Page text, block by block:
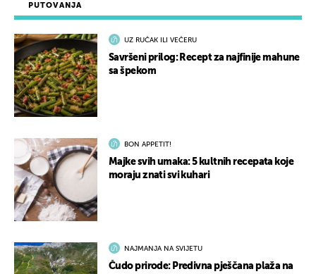
PUTOVANJA
UZ RUČAK ILI VEČERU
Savršeni prilog: Recept za najfinije mahune
sa špekom
BON APPETIT!
Majke svih umaka: 5 kultnih recepata koje
moraju znati svi kuhari
NAJMANJA NA SVIJETU
Čudo prirode: Predivna pješčana plaža na